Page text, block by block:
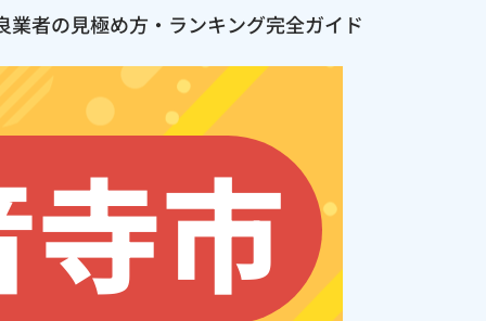
者の見極め方・ランキング完全ガイド
市